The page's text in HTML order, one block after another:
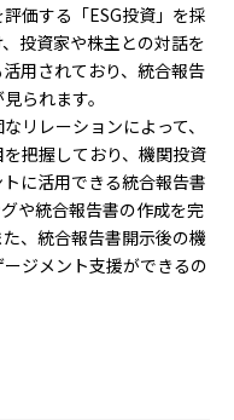
価する「ESG投資」を採
投資家や株主との対話を
用されており、統合報告
られます。
リレーションによって、
把握しており、機関投資
に活用できる統合報告書
や統合報告書の作成を完
、統合報告書開示後の機
ジメント支援ができるの